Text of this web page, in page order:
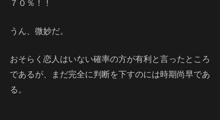
７０％！！
うん、微妙だ。
おそらく恋人はいない確率の方が有利と言ったところ
であるが、まだ完全に判断を下すのには時期尚早であ
る。